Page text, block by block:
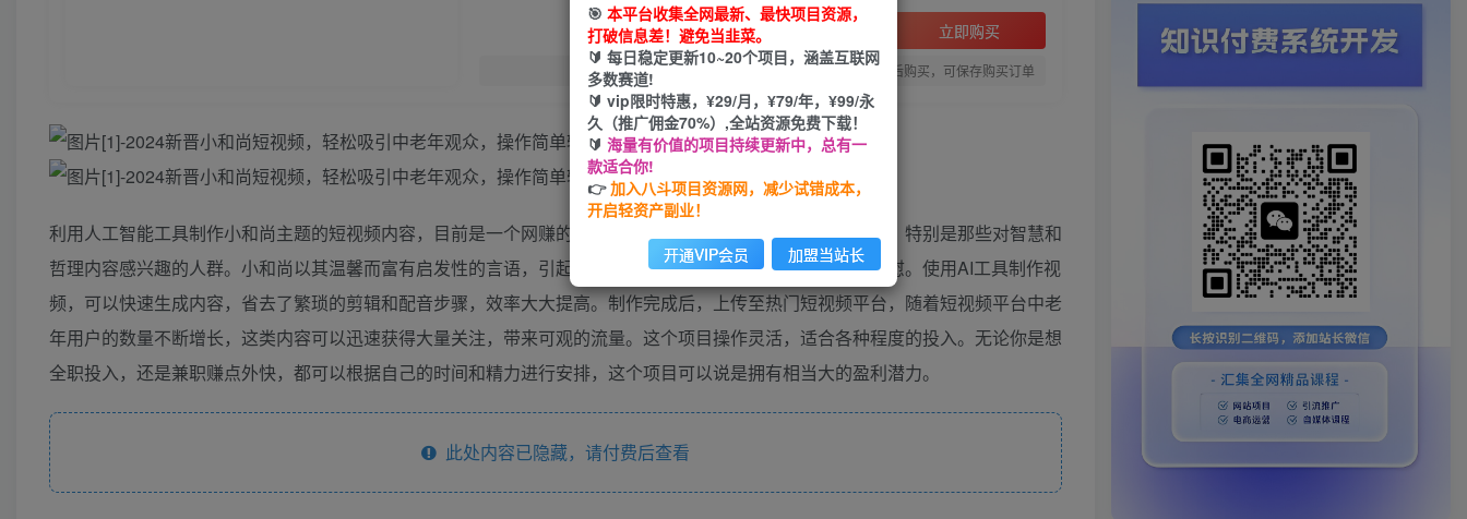
立即购买
您当前未登录！建议登陆后购买，可保存购买订单
利用人工智能工具制作小和尚主题的短视频内容，目前是一个网赚的新途径。这个项目专注于吸引中老年观众，特别是那些对智慧和
哲理内容感兴趣的人群。小和尚以其温馨而富有启发性的言语，引起中老年用户的共鸣，带给他们心灵上的安慰。使用AI工具制作视
频，可以快速生成内容，省去了繁琐的剪辑和配音步骤，效率大大提高。制作完成后，上传至热门短视频平台，随着短视频平台中老
年用户的数量不断增长，这类内容可以迅速获得大量关注，带来可观的流量。这个项目操作灵活，适合各种程度的投入。无论你是想
全职投入，还是兼职赚点外快，都可以根据自己的时间和精力进行安排，这个项目可以说是拥有相当大的盈利潜力。
此处内容已隐藏，请付费后查看
🎯 本平台收集全网最新、最快项目资源，
打破信息差！避免当韭菜。
🔰 每日稳定更新10~20个项目，涵盖互联网
多数赛道!
🔰 vip限时特惠，¥29/月，¥79/年，¥99/永
久（推广佣金70%）,全站资源免费下载！
🔰 海量有价值的项目持续更新中，总有一
款适合你!
👉加入八斗项目资源网，减少试错成本，
开启轻资产副业！
开通VIP会员 加盟当站长